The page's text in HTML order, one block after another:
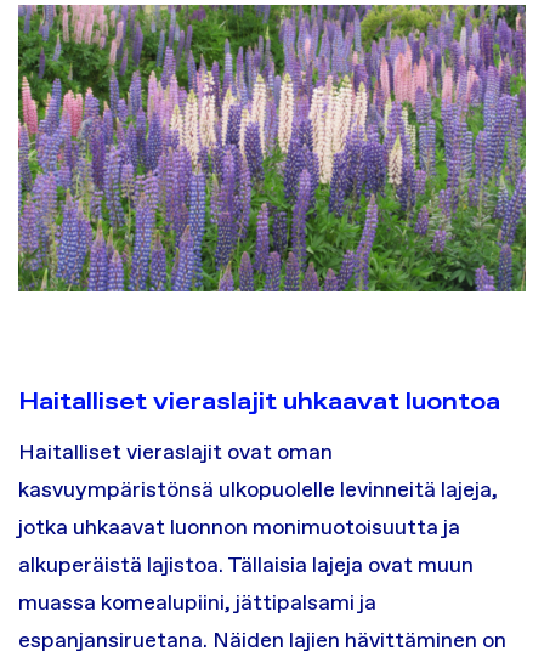
Haitalliset vieraslajit uhkaavat luontoa
Haitalliset vieraslajit ovat oman
kasvuympäristönsä ulkopuolelle levinneitä lajeja,
jotka uhkaavat luonnon monimuotoisuutta ja
alkuperäistä lajistoa. Tällaisia lajeja ovat muun
muassa komealupiini, jättipalsami ja
espanjansiruetana. Näiden lajien hävittäminen on